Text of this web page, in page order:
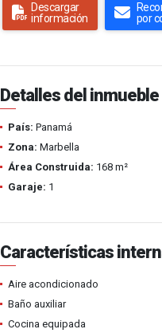
Descargar
información
por
Detalles del inmueble
País: Panamá
Zona: Marbella
Área Construida: 168 m²
Garaje: 1
Características
Aire acondicionado
Baño auxiliar
Cocina equipada